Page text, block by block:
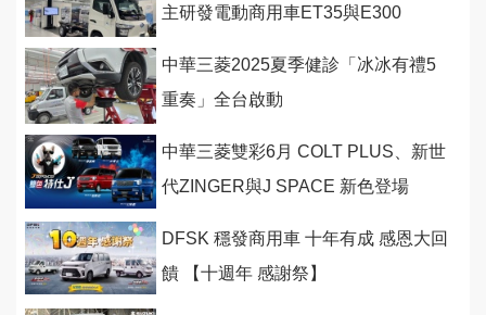
主研發電動商用車ET35與E300
中華三菱2025夏季健診「冰冰有禮5
重奏」全台啟動
中華三菱雙彩6月 COLT PLUS、新世
代ZINGER與J SPACE 新色登場
DFSK 穩發商用車 十年有成 感恩大回
饋 【十週年 感謝祭】